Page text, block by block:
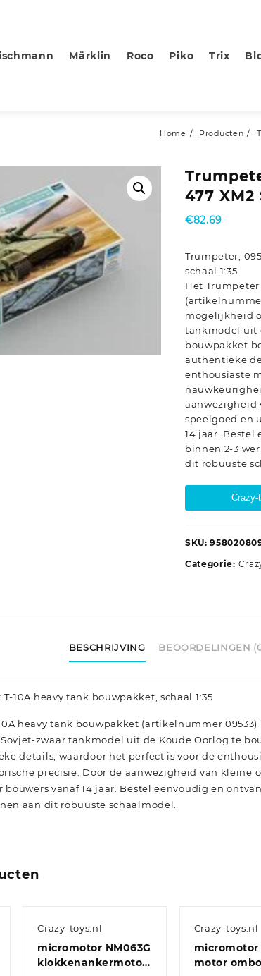
Märklin Roco Piko Trix
Home Producten
477 XM2
€82.69
Trumpeter,
schaal 1:35
Het
mogelijkheid
tankmodel uit
bouwpakket
authentieke
enthousiaste
aanwezigheid
speelgoed en
14 jaar.
binnen 2-3
dit robuuste
Crazy-
SKU:
Categorie:
BESCHRIJVING BEOORDELINGEN
10A heavy tank bouwpakket, schaal 1:35
heavy tank bouwpakket (artikelnummer
zwaar tankmodel uit de Koude Oorlog te
details, waardoor het perfect is voor de
precisie. Door de aanwezigheid van kleine
vanaf 14 jaar. Bestel eenvoudig en
aan dit robuuste schaalmodel.
Crazy-toys.nl
micromotor NM063G
klokkenankermotor
Crazy-toys.nl
micromotor
motor